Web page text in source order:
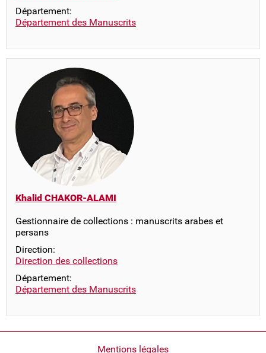
Département:
Département des Manuscrits
Khalid CHAKOR-ALAMI
Gestionnaire de collections : manuscrits arabes et
persans
Direction:
Direction des collections
Département:
Département des Manuscrits
Mentions légales